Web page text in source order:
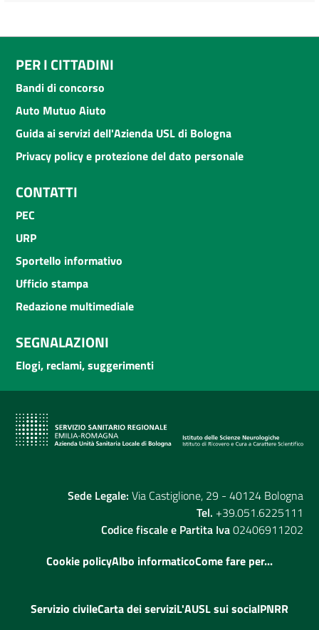
PER I CITTADINI
Bandi di concorso
Auto Mutuo Aiuto
Guida ai servizi dell'Azienda USL di Bologna
Privacy policy e protezione del dato personale
CONTATTI
PEC
URP
Sportello informativo
Ufficio stampa
Redazione multimediale
SEGNALAZIONI
Elogi, reclami, suggerimenti
Sede Legale: Via Castiglione, 29 - 40124 Bologna
Tel. +39.051.6225111
Codice fiscale e Partita Iva02406911202
Cookie policyAlbo informaticoCome fare per...
Servizio civileCarta dei serviziL'AUSL sui socialPNRR